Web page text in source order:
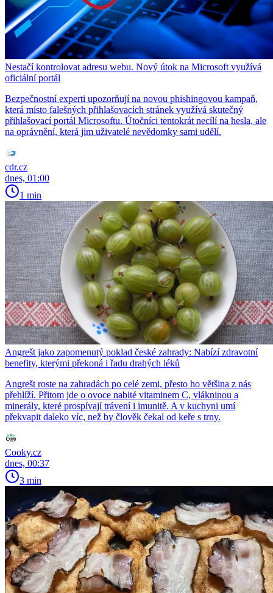
Nestačí kontrolovat adresu webu. Nový útok na Microsoft využívá
oficiální portál
Bezpečnostní experti upozorňují na novou phishingovou kampaň,
která místo falešných přihlašovacích stránek využívá skutečný
přihlašovací portál Microsoftu. Útočníci tentokrát necílí na hesla, ale
na oprávnění, která jim uživatelé nevědomky sami udělí.
cdr.cz
dnes, 01:00
1 min
Angrešt jako zapomenutý poklad české zahrady: Nabízí zdravotní
benefity, kterými překoná i řadu drahých léků
Angrešt roste na zahradách po celé zemi, přesto ho většina z nás
přehlíží. Přitom jde o ovoce nabité vitaminem C, vlákninou a
minerály, které prospívají trávení i imunitě. A v kuchyni umí
překvapit daleko víc, než by člověk čekal od keře s trny.
Cooky.cz
dnes, 00:37
3 min